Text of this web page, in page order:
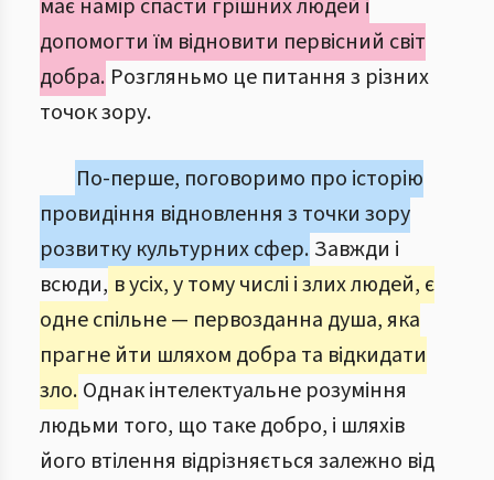
має намір спасти грішних людей і
допомогти їм відновити первісний світ
добра. Розгляньмо це питання з різних
точок зору.
По-перше, поговоримо про історію
провидіння відновлення з точки зору
розвитку культурних сфер. Завжди і
всюди, в усіх, у тому числі і злих людей, є
одне спільне — первозданна душа, яка
прагне йти шляхом добра та відкидати
зло. Однак інтелектуальне розуміння
людьми того, що таке добро, і шляхів
його втілення відрізняється залежно від